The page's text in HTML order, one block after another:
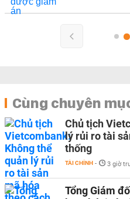
Cùng chuyên
Chủ tịch
lý rủi ro tài
thống
TÀI CHÍNH - 3 giờ
Tổng Giám